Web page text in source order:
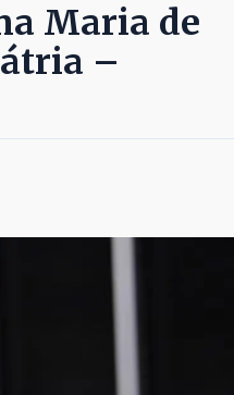
Maria de
–